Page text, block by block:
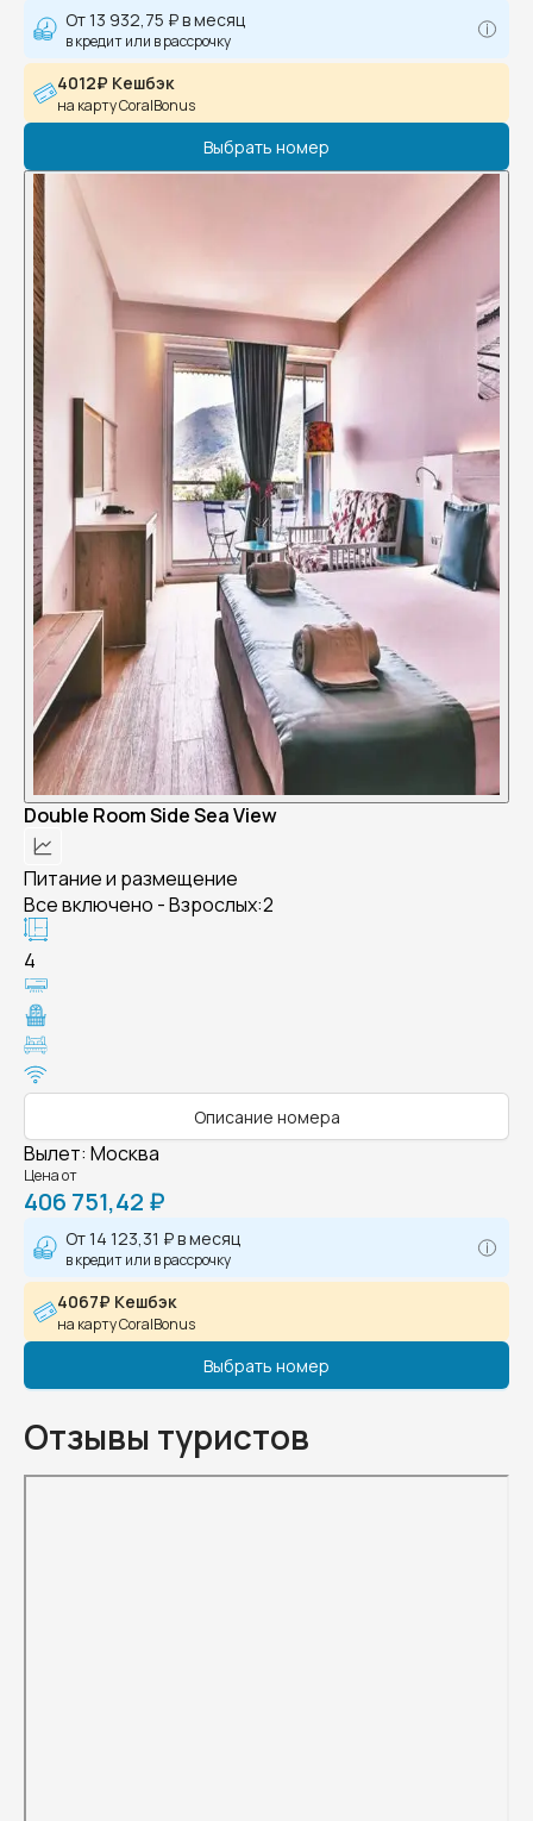
От13 932,75 ₽в месяц
в кредит или в рассрочку
4012₽ Кешбэк
на карту CoralBonus
Выбрать номер
Double Room Side Sea View
Питание и размещение
Все включено - Взрослых:2
4
Описание номера
Вылет: Москва
Цена от
406 751,42 ₽
От14 123,31 ₽в месяц
в кредит или в рассрочку
4067₽ Кешбэк
на карту CoralBonus
Выбрать номер
Отзывы туристов